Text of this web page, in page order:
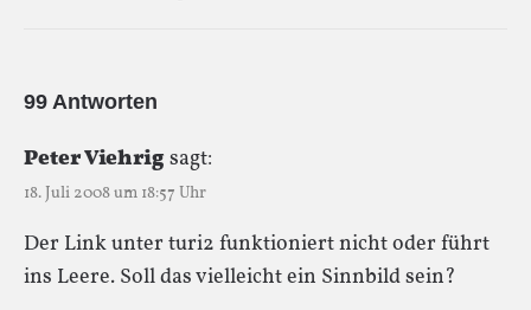
99 Antworten
Peter Viehrigsagt:
18. Juli 2008 um 18:57 Uhr
Der Link unter turi2 funktioniert nicht oder führt
ins Leere. Soll das vielleicht ein Sinnbild sein?